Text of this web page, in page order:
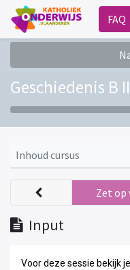
FAQ
Geschiedenis B
Inhoud cursus
Input
Zet
Voor deze sessie bekijk